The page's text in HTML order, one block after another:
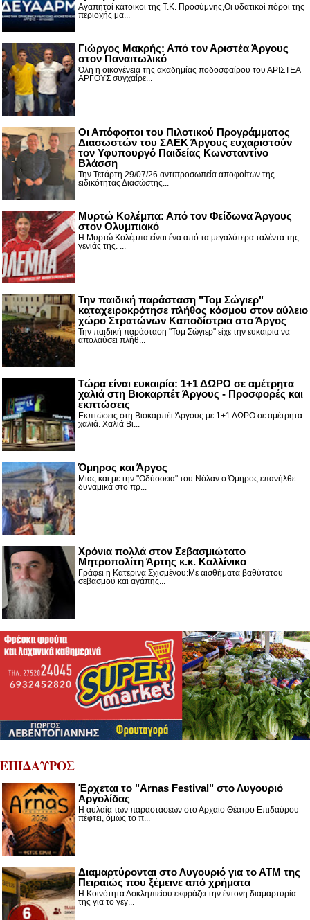
Αγαπητοί κάτοικοι της Τ.Κ. Προσύμνης,Οι υδατικοί πόροι της
περιοχής μα...
Γιώργος Μακρής: Από τον Αριστέα Άργους
στον Παναιτωλικό
Όλη η οικογένεια της ακαδημίας ποδοσφαίρου του ΑΡΙΣΤΕΑ
ΑΡΓΟΥΣ συγχαίρε...
Οι Απόφοιτοι του Πιλοτικού Προγράμματος
Διασωστών του ΣΑΕΚ Άργους ευχαριστούν
τον Υφυπουργό Παιδείας Κωνσταντίνο
Βλάσση
Την Τετάρτη 29/07/26 αντιπροσωπεία αποφοίτων της
ειδικότητας Διασώστης...
Μυρτώ Κολέμπα: Από τον Φείδωνα Άργους
στον Ολυμπιακό
Η Μυρτώ Κολέμπα είναι ένα από τα μεγαλύτερα ταλέντα της
γενιάς της. ...
Την παιδική παράσταση "Τομ Σώγιερ"
καταχειροκρότησε πλήθος κόσμου στον αύλειο
χώρο Στρατώνων Καποδίστρια στο Άργος
Την παιδική παράσταση "Τομ Σώγιερ" είχε την ευκαιρία να
απολαύσει πλήθ...
Τώρα είναι ευκαιρία: 1+1 ΔΩΡΟ σε αμέτρητα
χαλιά στη Βιοκαρπέτ Άργους - Προσφορές και
εκπτώσεις
Εκπτώσεις στη Βιοκαρπέτ Άργους με 1+1 ΔΩΡΟ σε αμέτρητα
χαλιά. Χαλιά Βι...
Όμηρος και Άργος
Μιας και με την "Οδύσσεια" του Νόλαν ο Όμηρος επανήλθε
δυναμικά στο πρ...
Χρόνια πολλά στον Σεβασμιώτατο
Μητροπολίτη Άρτης κ.κ. Καλλίνικο
Γράφει η Κατερίνα Σχισμένου:Με αισθήματα βαθύτατου
σεβασμού και αγάπης...
ΕΠΙΔΑΥΡΟΣ
Έρχεται το "Arnas Festival" στο Λυγουριό
Αργολίδας
Η αυλαία των παραστάσεων στο Αρχαίο Θέατρο Επιδαύρου
πέφτει, όμως το π...
Διαμαρτύρονται στο Λυγουριό για το ΑΤΜ της
Πειραιώς που ξέμεινε από χρήματα
Η Κοινότητα Ασκληπιείου εκφράζει την έντονη διαμαρτυρία
της για το γεγ...